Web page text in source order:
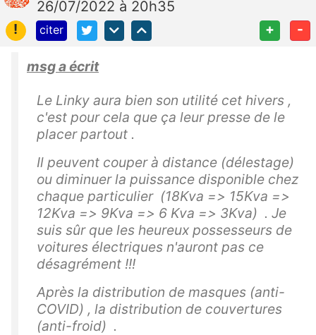
26/07/2022 à 20h35
!
citer + -
msg a écrit
Le Linky aura bien son utilité cet hivers ,
c'est pour cela que ça leur presse de le
placer partout .
Il peuvent couper à distance (délestage)
ou diminuer la puissance disponible chez
chaque particulier (18Kva => 15Kva =>
12Kva => 9Kva => 6 Kva => 3Kva) . Je
suis sûr que les heureux possesseurs de
voitures électriques n'auront pas ce
désagrément !!!
Après la distribution de masques (anti-
COVID) , la distribution de couvertures
(anti-froid) .